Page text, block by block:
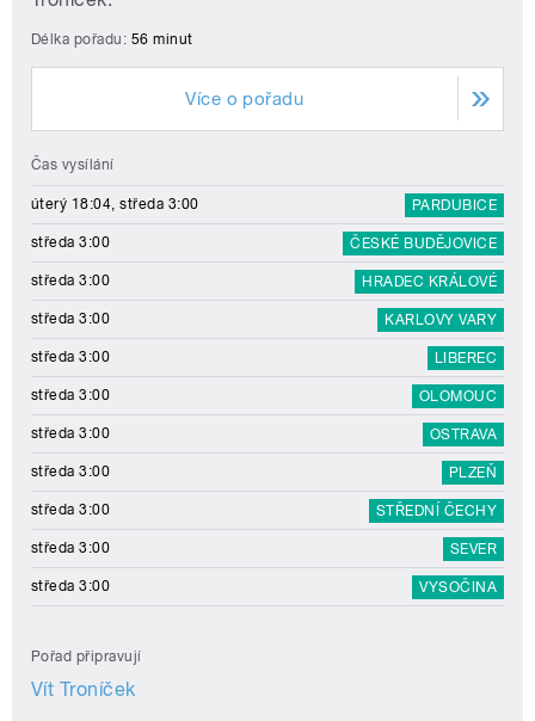
Délka pořadu: 56 minut
Více o pořadu
Čas vysílání
úterý 18:04, středa 3:00 PARDUBICE
středa 3:00 ČESKÉ BUDĚJOVICE
středa 3:00 HRADEC KRÁLOVÉ
středa 3:00 KARLOVY VARY
středa 3:00 LIBEREC
středa 3:00 OLOMOUC
středa 3:00 OSTRAVA
středa 3:00 PLZEŇ
středa 3:00 STŘEDNÍ ČECHY
středa 3:00 SEVER
středa 3:00 VYSOČINA
Pořad připravují
Vít Troníček